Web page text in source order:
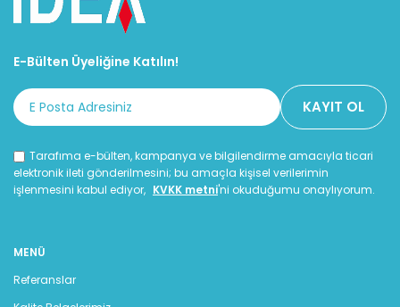
E-Bülten Üyeliğine Katılın!
Tarafıma e-bülten, kampanya ve bilgilendirme amacıyla ticari
elektronik ileti gönderilmesini; bu amaçla kişisel verilerimin
işlenmesini kabul ediyor, KVKK metni'ni okuduğumu onaylıyorum.
MENÜ
Referanslar